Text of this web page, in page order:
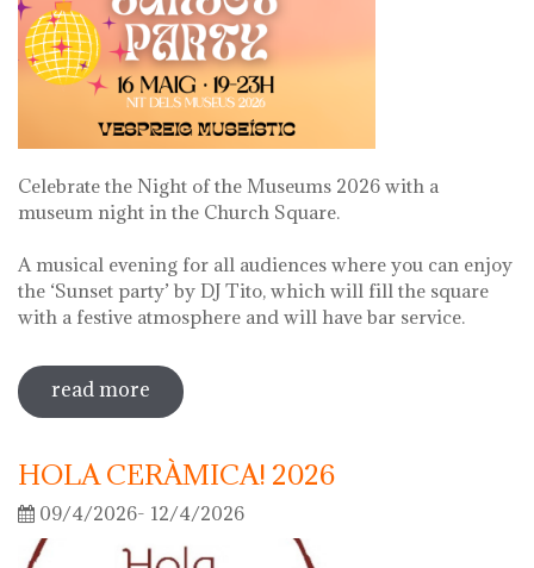
Celebrate the Night of the Museums 2026 with a
museum night in the Church Square.
A musical evening for all audiences where you can enjoy
the ‘Sunset party’ by DJ Tito, which will fill the square
with a festive atmosphere and will have bar service.
read more sobre night of the museums 2026
HOLA CERÀMICA! 2026
09/4/2026- 12/4/2026